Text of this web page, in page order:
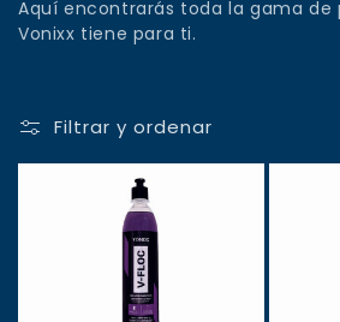
l
c
Aquí encontrarás toda la gama de
Vonixx tiene para ti.
Filtrar y ordenar